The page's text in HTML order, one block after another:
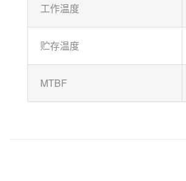
工作温度
贮存温度
MTBF